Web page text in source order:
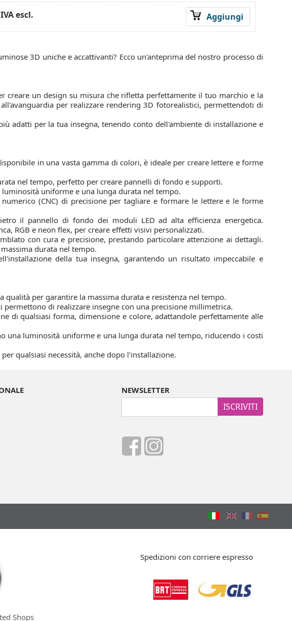
IVA escl. Aggiungi
3D uniche e accattivanti? Ecco un'anteprima del nostro processo di
creare un design su misura che rifletta perfettamente il tuo marchio e la
per realizzare rendering 3D fotorealistici, permettendoti di
adatti per la tua insegna, tenendo conto dell'ambiente di installazione e
in una vasta gamma di colori, è ideale per creare lettere e forme
nel tempo, perfetto per creare pannelli di fondo e supporti.
uniforme e una lunga durata nel tempo.
(CNC) di precisione per tagliare e formare le lettere e le forme
il pannello di fondo dei moduli LED ad alta efficienza energetica.
RGB e neon flex, per creare effetti visivi personalizzati.
con cura e precisione, prestando particolare attenzione ai dettagli.
durata nel tempo.
della tua insegna, garantendo un risultato impeccabile e
per garantire la massima durata e resistenza nel tempo.
permettono di realizzare insegne con una precisione millimetrica.
di qualsiasi forma, dimensione e colore, adattandole perfettamente alle
una luminosità uniforme e una lunga durata nel tempo, riducendo i costi
qualsiasi necessità, anche dopo l'installazione.
NEWSLETTER
ISCRIVITI
Shops
Spedizioni con corriere espresso